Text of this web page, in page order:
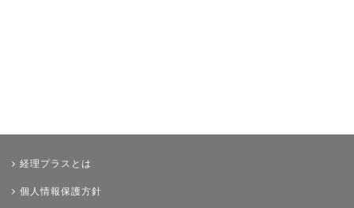
経理プラスとは
個人情報保護方針